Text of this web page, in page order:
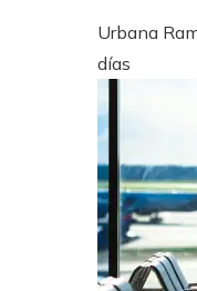
Urbana
días